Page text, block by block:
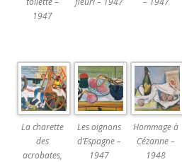
1947
La charette
des
acrobates,
Les oignons
d’Espagne –
1947
Hommage à
Cézanne –
1948